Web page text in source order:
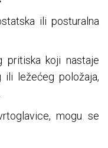
ili posturalna
pritiska koji nastaje
ili ležećeg položaja,
mogu se